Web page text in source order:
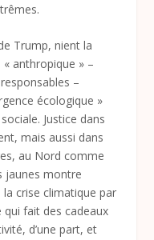
Trump, nient la
anthropique » –
–
écologique »
Justice dans
mais aussi dans
au Nord comme
jaunes montre
la crise climatique par
qui fait des cadeaux
d’une part, et